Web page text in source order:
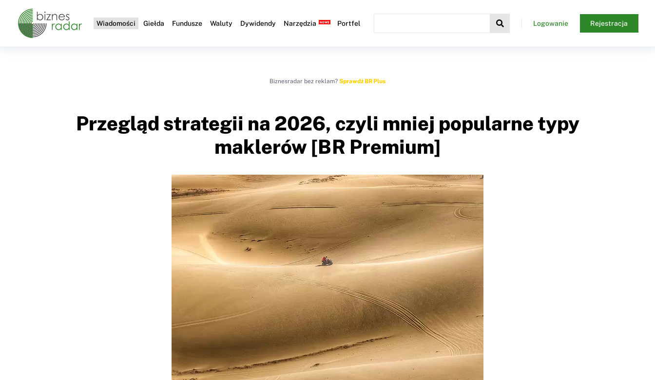
Wiadomości Giełda Fundusze Waluty Dywidendy Narzędzia Portfel Logowanie Rejestracja
Biznesradar bez reklam? Sprawdź BR Plus
Przegląd strategii na 2026, czyli mniej popularne typy
maklerów [BR Premium]